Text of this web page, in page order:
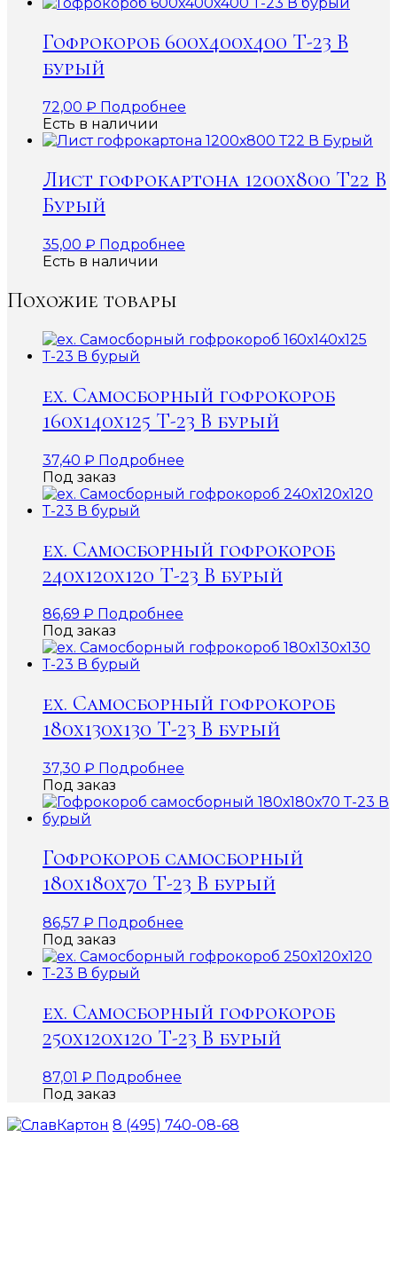
Гофрокороб 600x400x400 Т-23 В
бурый
72,00 ₽ Подробнее
Есть в наличии
Лист гофрокартона 1200х800 Т22 В
Бурый
35,00 ₽ Подробнее
Есть в наличии
Похожие товары
ex. Самосборный гофрокороб
160х140х125 Т-23 В бурый
37,40 ₽ Подробнее
Под заказ
ex. Самосборный гофрокороб
240х120х120 Т-23 В бурый
86,69 ₽ Подробнее
Под заказ
ex. Самосборный гофрокороб
180х130х130 Т-23 В бурый
37,30 ₽ Подробнее
Под заказ
Гофрокороб самосборный
180х180х70 Т-23 В бурый
86,57 ₽ Подробнее
Под заказ
ex. Самосборный гофрокороб
250х120х120 Т-23 В бурый
87,01 ₽ Подробнее
Под заказ
8 (495) 740-08-68